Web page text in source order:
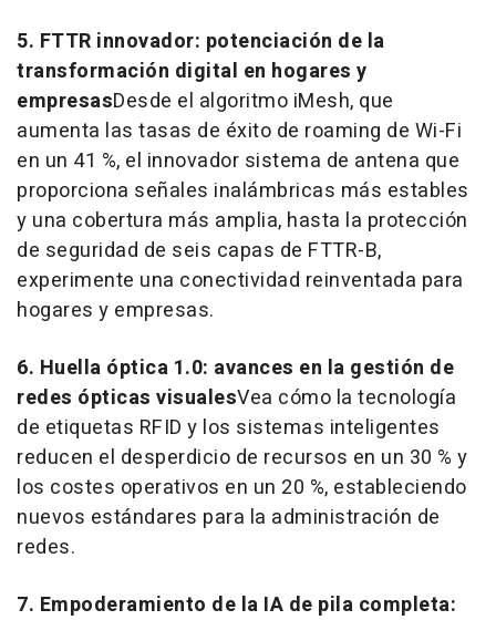
5. FTTR innovador: potenciación de la
transformación digital en hogares y
empresasDesde el algoritmo iMesh, que
aumenta las tasas de éxito de roaming de Wi-Fi
en un 41 %, el innovador sistema de antena que
proporciona señales inalámbricas más estables
y una cobertura más amplia, hasta la protección
de seguridad de seis capas de FTTR-B,
experimente una conectividad reinventada para
hogares y empresas.
6. Huella óptica 1.0: avances en la gestión de
redes ópticas visualesVea cómo la tecnología
de etiquetas RFID y los sistemas inteligentes
reducen el desperdicio de recursos en un 30 % y
los costes operativos en un 20 %, estableciendo
nuevos estándares para la administración de
redes.
7. Empoderamiento de la IA de pila completa: